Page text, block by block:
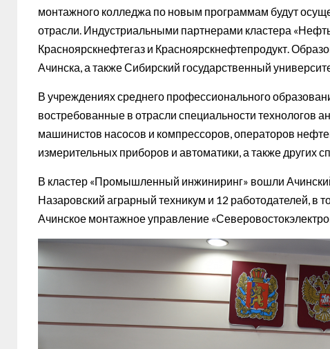
монтажного колледжа по новым программам будут
отрасли. Индустриальными партнерами кластера
Красноярскнефтегаз и Красноярскнефтепродукт.
Ачинска, а также Сибирский государственный
В учреждениях среднего профессионального
востребованные в отрасли специальности технологов
машинистов насосов и компрессоров, операторов
измерительных приборов и автоматики, а также других
В кластер «Промышленный инжиниринг» вошли
Назаровский аграрный техникум и 12 работодателей, в
Ачинское монтажное управление